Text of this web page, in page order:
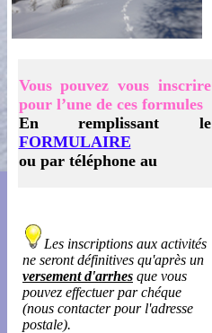
Vous pouvez vous inscrire
pour l’une de ces formules
En remplissant le
FORMULAIRE
ou par téléphone au
Les inscriptions aux activités
ne seront définitives qu'après un
versement d'arrhes que vous
pouvez effectuer par chéque
(nous contacter pour l'adresse
postale).